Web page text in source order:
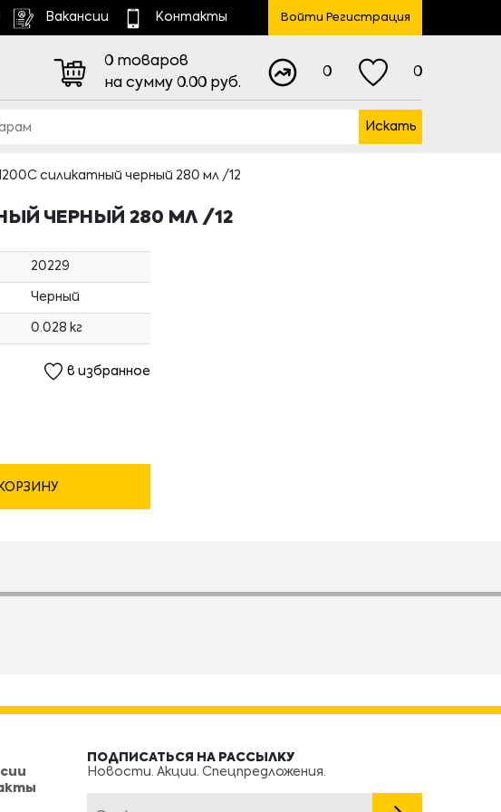
Вакансии Контакты Войти Регистрация
0 товаров
на сумму 0.00 руб.
0 0
Искать
силикатный черный 280 мл /12
ЧЕРНЫЙ 280 МЛ /12
20229
Черный
0.028 кг
в избранное
ПОДПИСАТЬСЯ НА РАССЫЛКУ
Новости. Акции. Спецпредложения.